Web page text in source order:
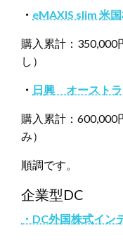
・ eMAXIS slim 米
購入累計：
し）
・ 日興 オーストラ
購入累計：
み）
順調です。
企業型DC
・DC外国株式イン